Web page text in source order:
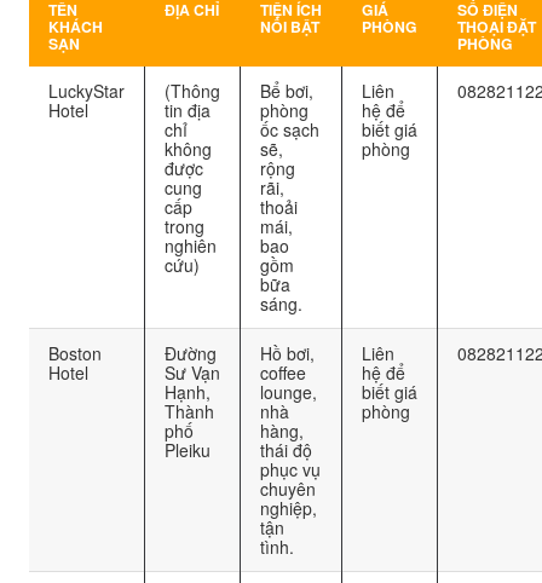
TÊN
KHÁCH
SẠN
ĐỊA CHỈ TIỆN ÍCH
NỔI BẬT
GIÁ
PHÒNG
SỐ ĐIỆN
THOẠI ĐẶT
PHÒNG
LuckyStar
Hotel
(Thông
tin địa
chỉ
không
được
cung
cấp
trong
nghiên
cứu)
Bể bơi,
phòng
ốc sạch
sẽ,
rộng
rãi,
thoải
mái,
bao
gồm
bữa
sáng.
Liên
hệ để
biết giá
phòng
Boston
Hotel
Đường
Sư Vạn
Hạnh,
Thành
phố
Pleiku
Hồ bơi,
coffee
lounge,
nhà
hàng,
thái độ
phục vụ
chuyên
nghiệp,
tận
tình.
Liên
hệ để
biết giá
phòng